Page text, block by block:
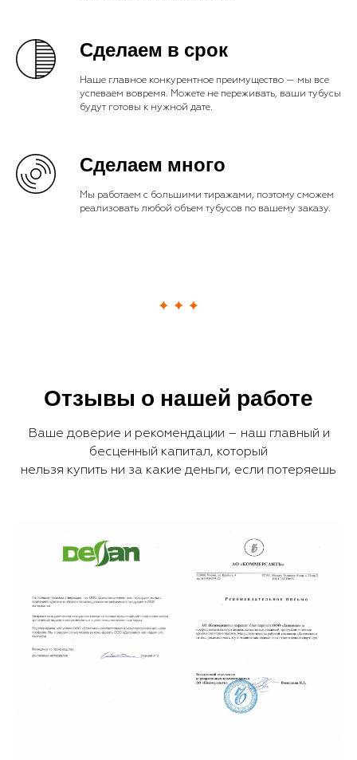
Сделаем в срок
Наше главное конкурентное преимущество — мы все
успеваем вовремя. Можете не переживать, ваши тубусы
будут готовы к нужной дате.
Сделаем много
Мы работаем с большими тиражами, поэтому сможем
реализовать любой объем тубусов по вашему заказу.
Отзывы о нашей работе
Ваше доверие и рекомендации – наш главный и
бесценный капитал, который
нельзя купить ни за какие деньги, если потеряешь